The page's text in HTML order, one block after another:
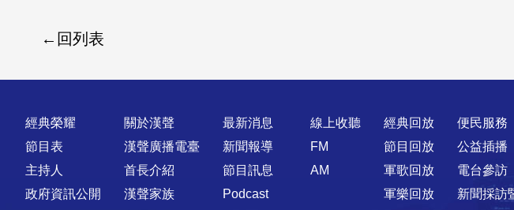
回列表
快速連結
經典榮耀
節目表
主持人
政府資訊公開
關於漢聲
漢聲廣播電臺
首長介紹
漢聲家族
最新消息
新聞報導
節目訊息
Podcast
線上收聽
FM
AM
經典回放
節目回放
軍歌回放
軍樂回放
便民服務
公益插播
電台參訪
新聞採訪